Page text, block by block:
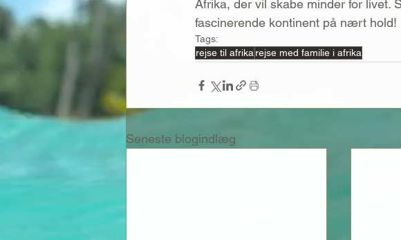
Afrika, der vil skabe minder for livet.
fascinerende kontinent på nært hold!
Tags:
rejse til afrikarejse med familie i afrika
Seneste blogindlæg